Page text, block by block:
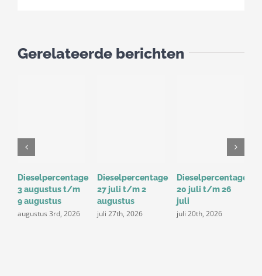
Gerelateerde berichten
Dieselpercentage
3 augustus t/m
9 augustus
augustus 3rd, 2026
Dieselpercentage
27 juli t/m 2
augustus
juli 27th, 2026
Dieselpercentage
20 juli t/m 26
juli
juli 20th, 2026